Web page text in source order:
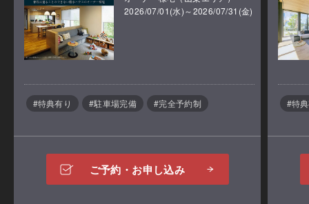
ご予約のうえ、ご来場いただいた方に「積水ハウスオ
2026/07/01(水)～2026/07/31(金)
#特典有り #駐車場完備 #完全予約制
ご予約・お申し込み
#特